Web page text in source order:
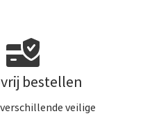
bestellen
veilige